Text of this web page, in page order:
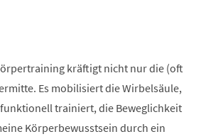
kräftigt nicht nur die (oft
Es mobilisiert die Wirbelsäule,
trainiert, die Beweglichkeit
Körperbewusstsein durch ein